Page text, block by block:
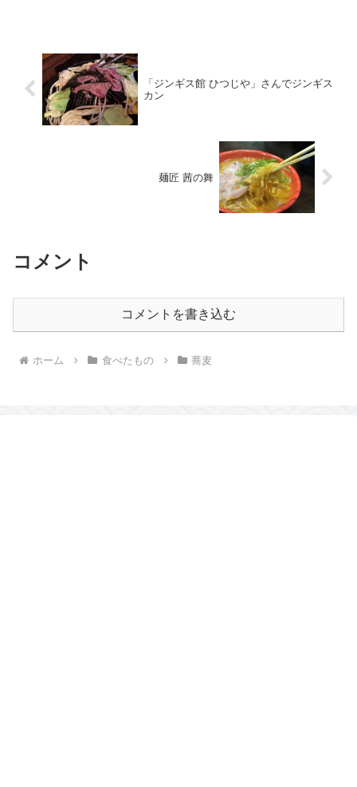
「ジンギス館 ひつじや」さんでジンギス
カン
麺匠 茜の舞
コメント
コメントを書き込む
ホーム 食べたもの 蕎麦